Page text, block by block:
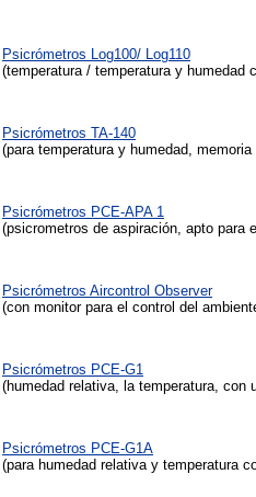
Psicrómetros Log100/ Log110
(temperatura / temperatura y humedad
Psicrómetros TA-140
(para temperatura y humedad,
Psicrómetros PCE-APA 1
(psicrometros de aspiración, apto para
Psicrómetros Aircontrol Observer
(con monitor para el control del
Psicrómetros PCE-G1
(humedad relativa, la temperatura, con
Psicrómetros PCE-G1A
(para humedad relativa y temperatura